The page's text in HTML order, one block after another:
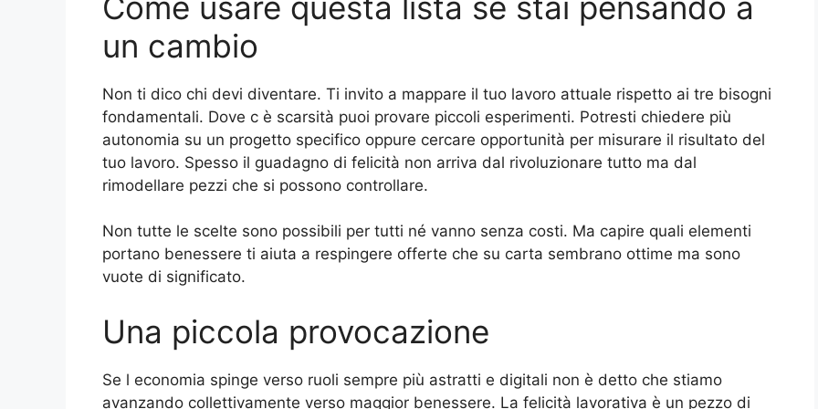
un cambio
Non ti dico chi devi diventare. Ti invito a mappare il tuo lavoro attuale rispetto ai tre bisogni
fondamentali. Dove c è scarsità puoi provare piccoli esperimenti. Potresti chiedere più
autonomia su un progetto specifico oppure cercare opportunità per misurare il risultato del
tuo lavoro. Spesso il guadagno di felicità non arriva dal rivoluzionare tutto ma dal
rimodellare pezzi che si possono controllare.
Non tutte le scelte sono possibili per tutti né vanno senza costi. Ma capire quali elementi
portano benessere ti aiuta a respingere offerte che su carta sembrano ottime ma sono
vuote di significato.
Una piccola provocazione
Se l economia spinge verso ruoli sempre più astratti e digitali non è detto che stiamo
avanzando collettivamente verso maggior benessere. La felicità lavorativa è un pezzo di